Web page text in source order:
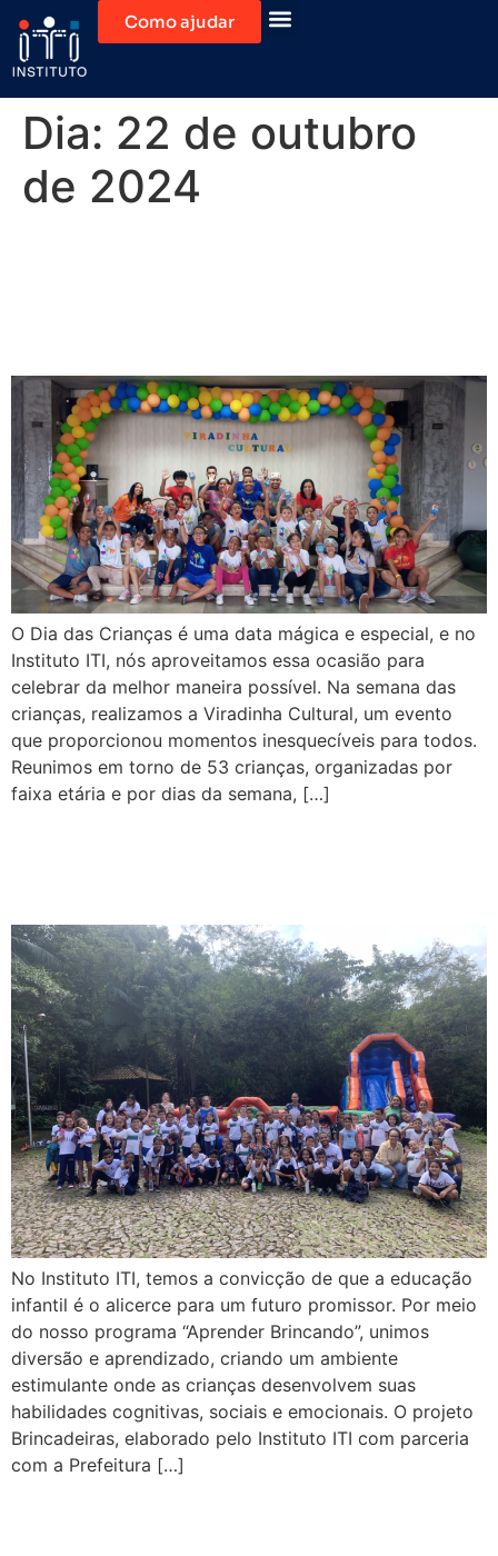
Como ajudar
Dia: 22 de outubro
de 2024
O Dia das Crianças é uma data mágica e especial, e no
Instituto ITI, nós aproveitamos essa ocasião para
celebrar da melhor maneira possível. Na semana das
crianças, realizamos a Viradinha Cultural, um evento
que proporcionou momentos inesquecíveis para todos.
Reunimos em torno de 53 crianças, organizadas por
faixa etária e por dias da semana, […]
No Instituto ITI, temos a convicção de que a educação
infantil é o alicerce para um futuro promissor. Por meio
do nosso programa “Aprender Brincando”, unimos
diversão e aprendizado, criando um ambiente
estimulante onde as crianças desenvolvem suas
habilidades cognitivas, sociais e emocionais. O projeto
Brincadeiras, elaborado pelo Instituto ITI com parceria
com a Prefeitura […]